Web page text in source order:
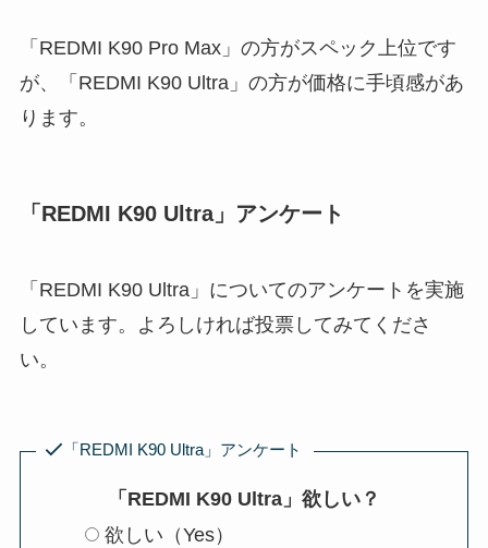
「REDMI K90 Pro Max」の方がスペック上位です
が、「REDMI K90 Ultra」の方が価格に手頃感があ
ります。
「REDMI K90 Ultra」アンケート
「REDMI K90 Ultra」についてのアンケートを実施
しています。よろしければ投票してみてくださ
い。
「REDMI K90 Ultra」アンケート
「REDMI K90 Ultra」欲しい？
欲しい（Yes）